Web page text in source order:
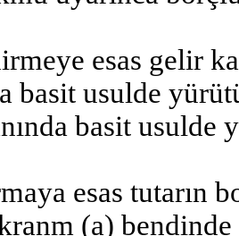
esas gelir
basit usulde
basit
esas tutarın
(a) bendinde